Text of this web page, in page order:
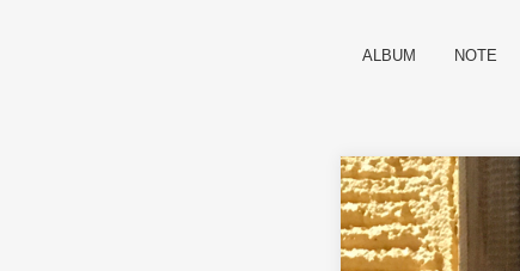
ALBUM NOTE